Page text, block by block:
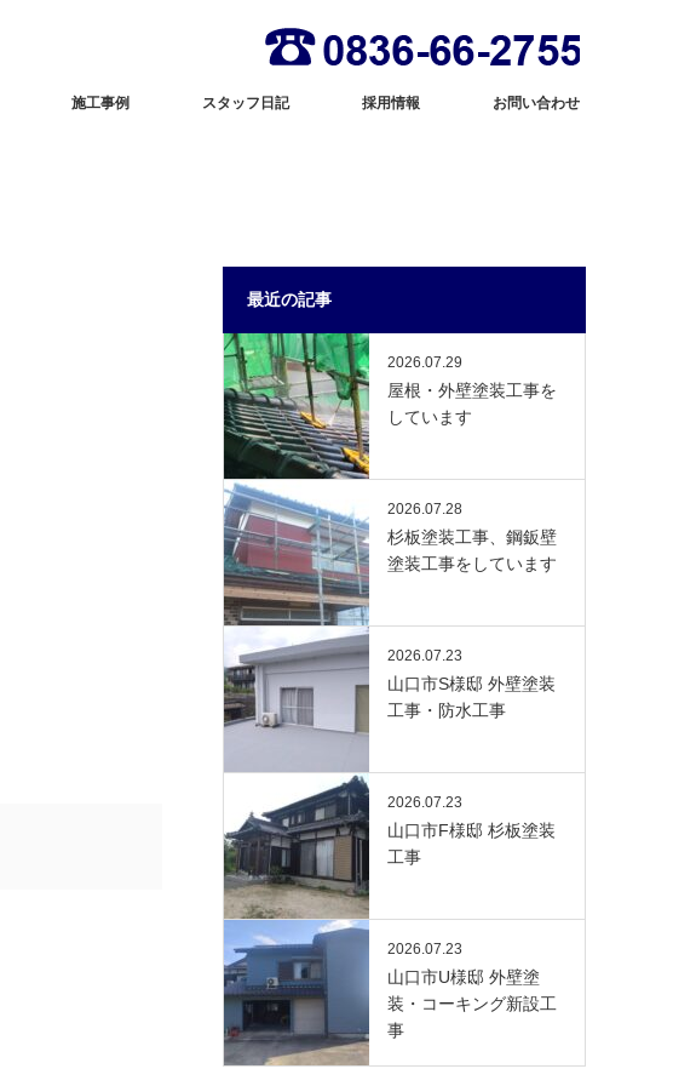
施工事例 スタッフ日記 採用情報 お問い合わせ
最近の記事
2026.07.29
屋根・外壁塗装工事を
しています
2026.07.28
杉板塗装工事、鋼鈑壁
塗装工事をしています
2026.07.23
山口市S様邸 外壁塗装
工事・防水工事
2026.07.23
山口市F様邸 杉板塗装
工事
2026.07.23
山口市U様邸 外壁塗
装・コーキング新設工
事